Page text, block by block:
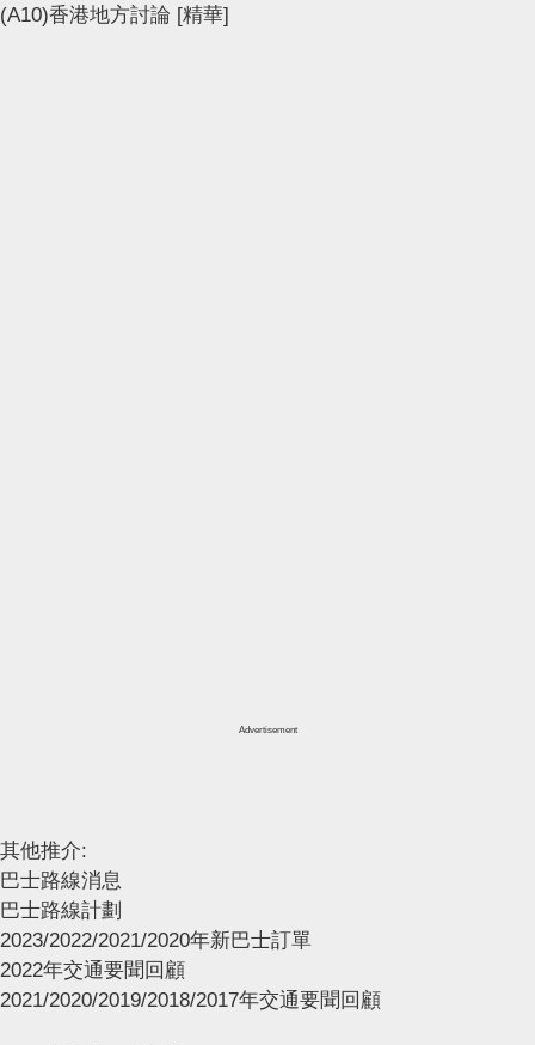
(A10)香港地方討論 [精華]
Advertisement
其他推介:
巴士路線消息
巴士路線計劃
2023/2022/2021/2020年新巴士訂單
2022年交通要聞回顧
2021/2020/2019/2018/2017年交通要聞回顧